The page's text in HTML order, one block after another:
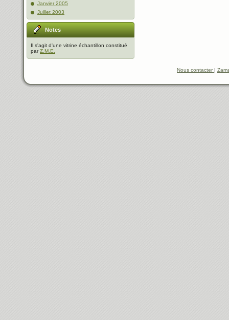
Janvier 2005
Juillet 2003
Notes
Il s'agit d'une vitrine échantillon constitué
parZ.M.E.
Nous contacter|